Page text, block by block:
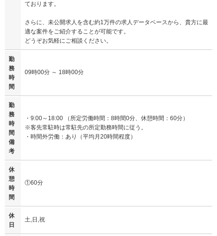
ております。
さらに、未公開求人を含む約1万件の求人データベースから、貴方に最
適な案件をご紹介することが可能です。
どうぞお気軽にご相談ください。
勤
務
時
間
09時00分 ～ 18時00分
勤
務
時
間
備
考
・9:00～18:00 （所定労働時間：8時間0分、休憩時間：60分）
※客先常駐時は常駐先の所定勤務時間に従う。
・時間外労働：あり（平均月20時間程度）
休
憩
時
間
①60分
休
日
土,日,祝